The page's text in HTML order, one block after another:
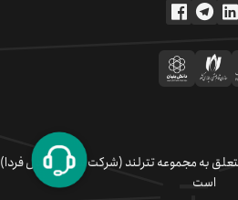
به مجموعه تترلند (شرکت سکوی تبادل فردا)
است